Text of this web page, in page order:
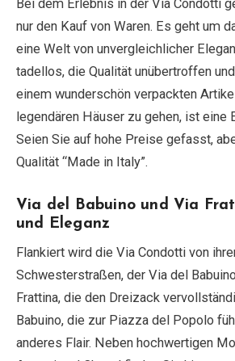
Bei dem Erlebnis in der Via Condotti
nur den Kauf von Waren. Es geht um
eine Welt von unvergleichlicher
tadellos, die Qualität unübertroffen
einem wunderschön verpackten
legendären Häuser zu gehen, ist eine
Seien Sie auf hohe Preise gefasst,
Qualität “Made in Italy”.
Via del Babuino und Via
und Eleganz
Flankiert wird die Via Condotti von
Schwesterstraßen, der Via del
Frattina, die den Dreizack
Babuino, die zur Piazza del Popolo
anderes Flair. Neben hochwertigen